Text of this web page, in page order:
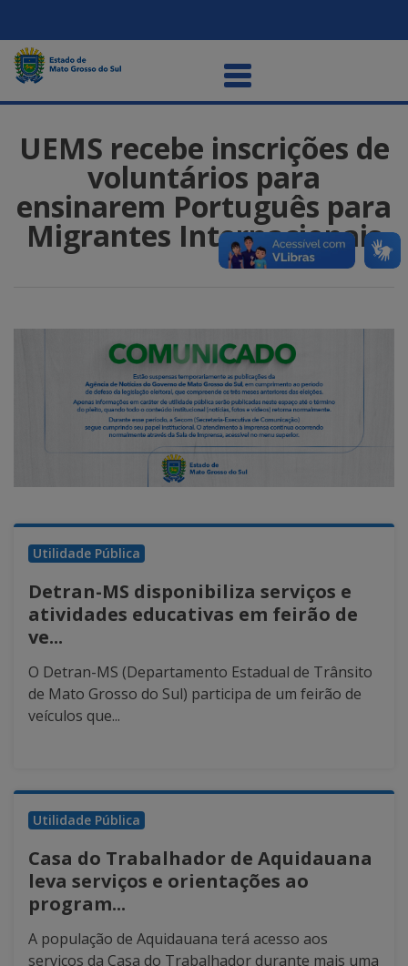
UEMS recebe inscrições de
voluntários para
ensinarem Português para
Migrantes Internacionais
Utilidade Pública
Detran-MS disponibiliza serviços e
atividades educativas em feirão de
ve...
O Detran-MS (Departamento Estadual de Trânsito
de Mato Grosso do Sul) participa de um feirão de
veículos que...
Utilidade Pública
Casa do Trabalhador de Aquidauana
leva serviços e orientações ao
program...
A população de Aquidauana terá acesso aos
serviços da Casa do Trabalhador durante mais uma